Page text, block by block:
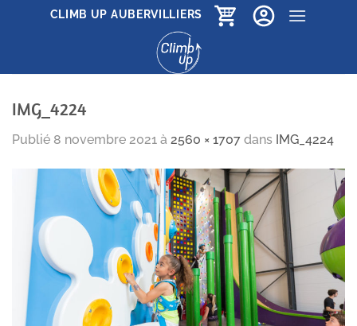
CLIMB UP AUBERVILLIERS
IMG_4224
Publié 8 novembre 2021 à 2560 × 1707 dans IMG_4224